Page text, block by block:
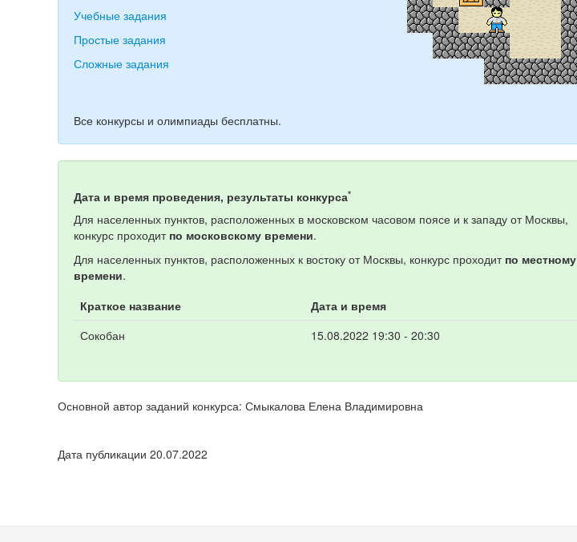
Учебные задания
Простые задания
Сложные задания
Все конкурсы и олимпиады бесплатны.
Дата и время проведения, результаты конкурса*
Для населенных пунктов, расположенных в московском часовом поясе и к западу от Москвы,
конкурс проходит по московскому времени.
Для населенных пунктов, расположенных к востоку от Москвы, конкурс проходит по местному
времени.
Краткое название
Дата и время
Сокобан
15.08.2022 19:30 - 20:30
Основной автор заданий конкурса: Смыкалова Елена Владимировна
Дата публикации 20.07.2022